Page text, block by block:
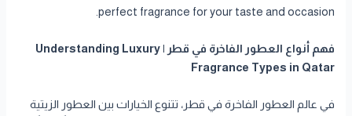
perfect fragrance for your taste and occasion.
فهم أنواع العطور الفاخرة في قطر | Understanding Luxury
Fragrance Types in Qatar
في عالم العطور الفاخرة في قطر، تتنوع الخيارات بين العطور الزيتية